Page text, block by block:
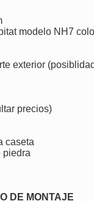
modelo NH7
exterior
precios)
caseta
piedra
DE MONTAJE